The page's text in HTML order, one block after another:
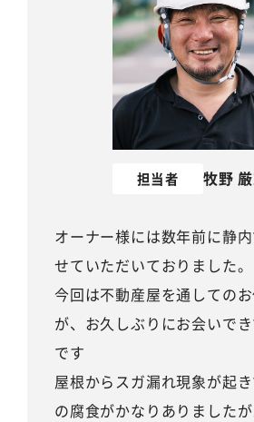
担当者 牧野
オーナー様には数年前に静
せていただいておりました。
今回は不動産屋を通しての
が、お久しぶりにお会いで
です
屋根からスガ漏れ現象が起
の腐食がかなりありました